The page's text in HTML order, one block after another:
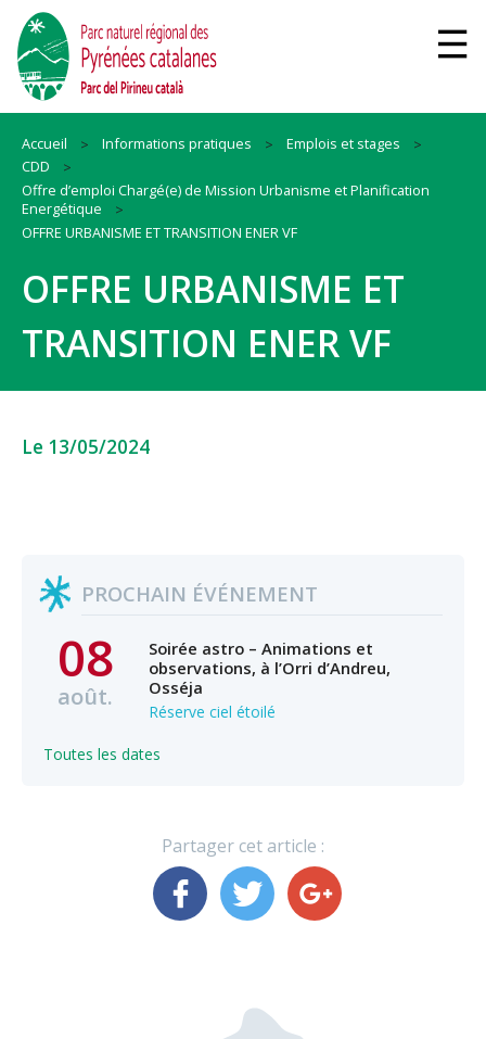
Accueil Informations pratiques
Emplois et stages
CDD
Offre d’emploi Chargé(e) de Mission Urbanisme et Planification
Energétique
OFFRE URBANISME ET TRANSITION ENER VF
OFFRE URBANISME ET
TRANSITION ENER VF
Le 13/05/2024
PROCHAIN ÉVÉNEMENT
08
août.
Soirée astro – Animations et
observations, à l’Orri d’Andreu,
Osséja
Réserve ciel étoilé
Toutes les dates
Partager cet article :